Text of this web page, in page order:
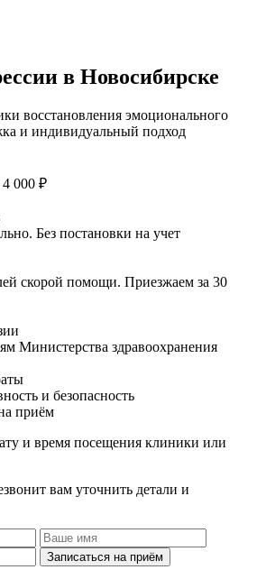
в Новосибирске
восстановления эмоционального
и индивидуальный подход
4 000 ₽
Без постановки на учет
скорой помощи. Приезжаем за 30
Министерства здравоохранения
и безопасность
приём
и время посещения клиники или
вам уточнить детали и
Записаться на приём